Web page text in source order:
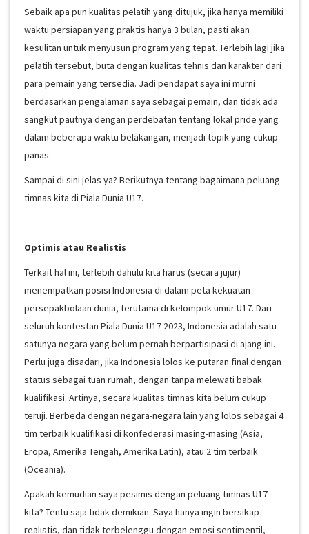
Sebaik apa pun kualitas pelatih yang ditujuk, jika hanya memiliki
waktu persiapan yang praktis hanya 3 bulan, pasti akan
kesulitan untuk menyusun program yang tepat. Terlebih lagi jika
pelatih tersebut, buta dengan kualitas tehnis dan karakter dari
para pemain yang tersedia. Jadi pendapat saya ini murni
berdasarkan pengalaman saya sebagai pemain, dan tidak ada
sangkut pautnya dengan perdebatan tentang lokal pride yang
dalam beberapa waktu belakangan, menjadi topik yang cukup
panas.
Sampai di sini jelas ya? Berikutnya tentang bagaimana peluang
timnas kita di Piala Dunia U17.
Optimis atau Realistis
Terkait hal ini, terlebih dahulu kita harus (secara jujur)
menempatkan posisi Indonesia di dalam peta kekuatan
persepakbolaan dunia, terutama di kelompok umur U17. Dari
seluruh kontestan Piala Dunia U17 2023, Indonesia adalah satu-
satunya negara yang belum pernah berpartisipasi di ajang ini.
Perlu juga disadari, jika Indonesia lolos ke putaran final dengan
status sebagai tuan rumah, dengan tanpa melewati babak
kualifikasi. Artinya, secara kualitas timnas kita belum cukup
teruji. Berbeda dengan negara-negara lain yang lolos sebagai 4
tim terbaik kualifikasi di konfederasi masing-masing (Asia,
Eropa, Amerika Tengah, Amerika Latin), atau 2 tim terbaik
(Oceania).
Apakah kemudian saya pesimis dengan peluang timnas U17
kita? Tentu saja tidak demikian. Saya hanya ingin bersikap
realistis, dan tidak terbelenggu dengan emosi sentimentil,